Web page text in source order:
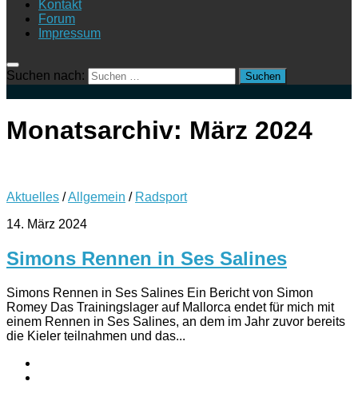
Kontakt
Forum
Impressum
Suchen nach:
Monatsarchiv: März 2024
Aktuelles /Allgemein / Radsport
14. März 2024
Simons Rennen in Ses Salines
Simons Rennen in Ses Salines Ein Bericht von Simon
Romey Das Trainingslager auf Mallorca endet für mich mit
einem Rennen in Ses Salines, an dem im Jahr zuvor bereits
die Kieler teilnahmen und das...